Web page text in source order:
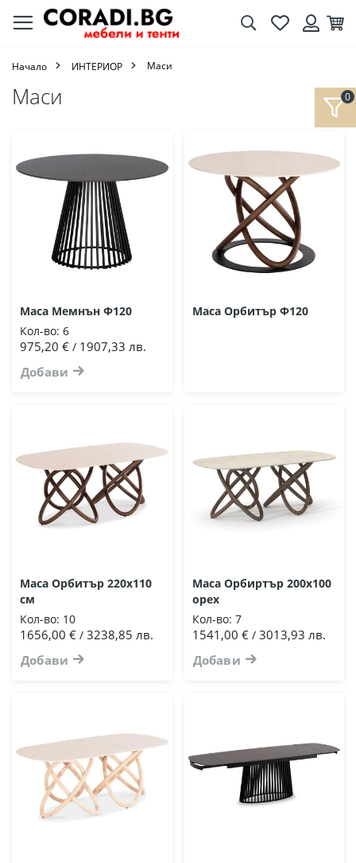
ТърсенеЛюбими
Начало ИНТЕРИОР Маси
Маси
Маса Мемнън Ф120
Кол-во: 6
975,20 € / 1907,33 лв.
Добави
Маса Орбитър Ф120
Маса Орбитър 220х110
см
Кол-во: 10
1656,00 € / 3238,85 лв.
Добави
Маса Орбиртър 200х100
орех
Кол-во: 7
1541,00 €/ 3013,93 лв.
Добави